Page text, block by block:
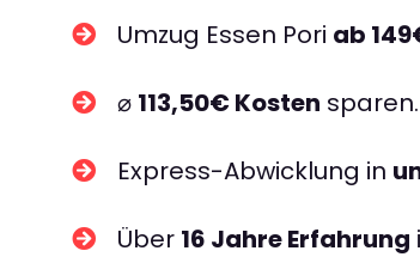
Umzug Essen Pori ab
⌀ 113,50€ Kosten sparen.
Express-Abwicklung in
Über 16 Jahre Erfahrung